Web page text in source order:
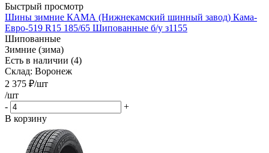
Быстрый просмотр
Шины зимние КАМА (Нижнекамский шинный завод) Кама-
Евро-519 R15 185/65 Шипованные б/у з1155
Шипованные
Зимние (зима)
Есть в наличии (4)
Склад: Воронеж
2 375 ₽/шт
/шт
-
+
В корзину